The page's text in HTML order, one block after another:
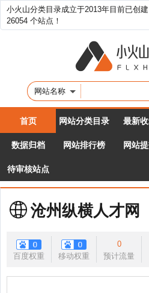
小火山分类目录成立于2013年目前已创
26054 个站点！
网站名称
首页 网站分类目录 最新
数据归档 网站排行榜 网站
待审核站点
沧州纵横人才网
百度权重 移动权重
0
预计流量